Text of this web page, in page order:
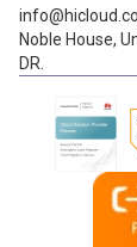
Noble House,
DR.